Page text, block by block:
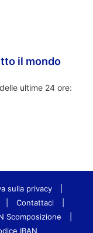
il mondo
ultime 24 ore:
sulla privacy
Contattaci
Scomposizione
IBAN